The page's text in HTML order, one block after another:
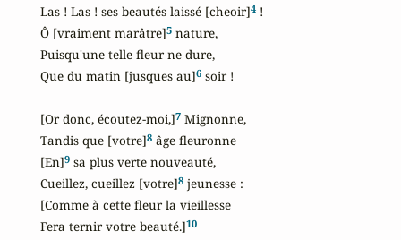
Las ! Las ! ses beautés laissé [cheoir]4 !
Ô [vraiment marâtre]5 nature,
Puisqu'une telle fleur ne dure,
Que du matin [jusques au]6 soir !
[Or donc, écoutez-moi,]7 Mignonne,
Tandis que [votre]8 âge fleuronne
[En]9 sa plus verte nouveauté,
Cueillez, cueillez [votre]8 jeunesse :
[Comme à cette fleur la vieillesse
Fera ternir votre beauté.]10